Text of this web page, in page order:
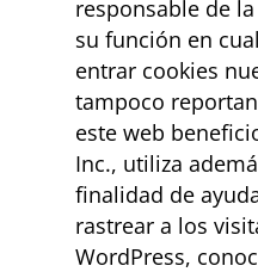
responsable de
su función en
entrar cookies
tampoco
este web
Inc., utiliza
finalidad de
rastrear a los
WordPress,